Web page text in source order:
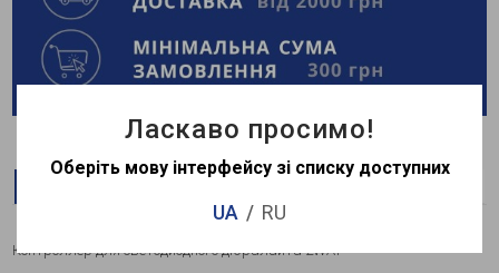
Контроллердля светодиодного дюралайта 2WAY
Ласкаво просимо!
Оберіть мову інтерфейсу зі списку доступних
UA RU